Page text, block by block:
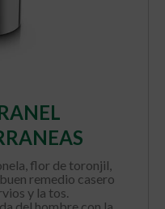
flor de toronjil,
remedio casero
y la tos.